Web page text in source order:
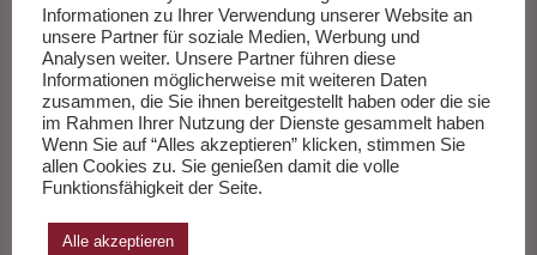
Tagesspiegel The Beatles Eight Days a
Informationen zu Ihrer Verwendung unserer Website an
unsere Partner für soziale Medien, Werbung und
Analysen weiter. Unsere Partner führen diese
Informationen möglicherweise mit weiteren Daten
zusammen, die Sie ihnen bereitgestellt haben oder die sie
im Rahmen Ihrer Nutzung der Dienste gesammelt haben
Wenn Sie auf “Alles akzeptieren” klicken, stimmen Sie
allen Cookies zu. Sie genießen damit die volle
Funktionsfähigkeit der Seite.
Alle akzeptieren